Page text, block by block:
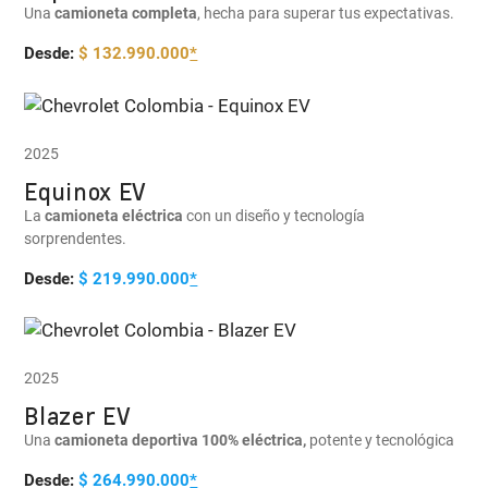
Unacamioneta completa, hecha para superar tus expectativas.
Desde:$ 132.990.000*
2025
Equinox EV
Lacamioneta eléctrica con un diseño y tecnología
sorprendentes.
Desde:$ 219.990.000*
2025
Blazer EV
Unacamioneta deportiva 100% eléctrica, potente y tecnológica
Desde:$ 264.990.000*